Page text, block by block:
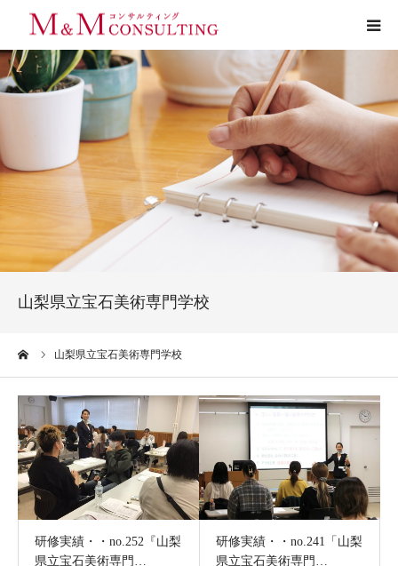
山梨県立宝石美術専門学校
山梨県立宝石美術専門学校
研修実績・・no.252『山梨
県立宝石美術専門…
研修実績・・no.241「山梨
県立宝石美術専門…
プロフィール
サービス
お客様の声
実績